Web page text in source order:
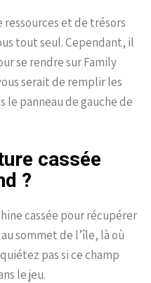
ressources et de trésors
tout seul. Cependant, il
se rendre sur Family
serait de remplir les
le panneau de gauche de
cassée
?
cassée pour récupérer
sommet de l’île, là où
pas si ce champ
le jeu.